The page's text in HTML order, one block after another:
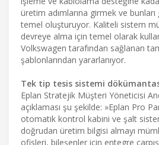
üretim adımlarına girmek ve
temel oluşturuyor. Kaliteli sistem
devreye alma için temel olarak
Volkswagen tarafından sağlanan
şablonlarından yararlanıyor.
Tek tip tesis sistemi
Eplan Stratejik Müşteri Yöneticisi
açıklaması şu şekilde: »Eplan Pro
otomatik kontrol kabini ve şalt
doğrudan üretim bilgisi almayı
ofisleri, bileşenler için entegre